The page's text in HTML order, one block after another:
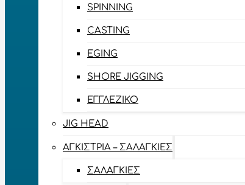
SPINNING
CASTING
EGING
SHORE JIGGING
ΕΓΓΛΈΖΙΚΟ
JIG HEAD
ΑΓΚΊΣΤΡΙΑ – ΣΑΛΑΓΚΙΈΣ
ΣΑΛΑΓΚΙΈΣ